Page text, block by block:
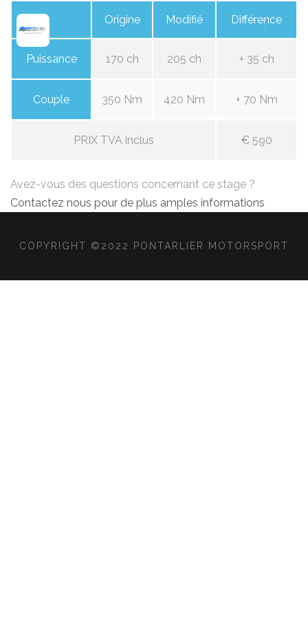
Origine Modifié Différence
Puissance 170 ch 205 ch + 35 ch
Couple 350 Nm 420 Nm + 70 Nm
PRIX TVA inclus € 590
Avez-vous des questions concernant ce stage ?
Contactez nous pour de plus amples informations
COPYRIGHT ©2022 PONTARLIER MOTORSPORT